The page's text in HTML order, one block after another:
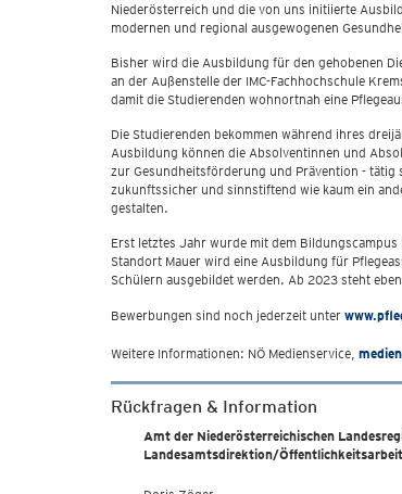
Niederösterreich und die von uns initiierte
modernen und regional ausgewogenen
Bisher wird die Ausbildung für den gehobenen
an der Außenstelle der IMC-Fachhochschule
damit die Studierenden wohnortnah eine
Die Studierenden bekommen während ihres
Ausbildung können die Absolventinnen und
zur Gesundheitsförderung und Prävention - tätig
zukunftssicher und sinnstiftend wie kaum ein
gestalten.
Erst letztes Jahr wurde mit dem
Standort Mauer wird eine Ausbildung für
Schülern ausgebildet werden. Ab 2023 steht
Bewerbungen sind noch jederzeit unter
Weitere Informationen: NÖ Medienservice,
Rückfragen & Information
Amt der Niederösterreichischen
Landesamtsdirektion/Öffentlichkeitsarbeit